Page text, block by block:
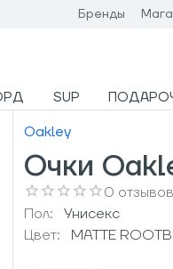
Бренды
SUP
Oakley
Очки
0 отзывов
Пол:
Унисекс
Цвет:
MATTE